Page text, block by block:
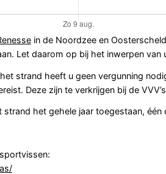
in de Noordzee en
Let daarom op bij het inwerpen
strand heeft u geen vergunning
Deze zijn te verkrijgen bij de
het gehele jaar toegestaan,